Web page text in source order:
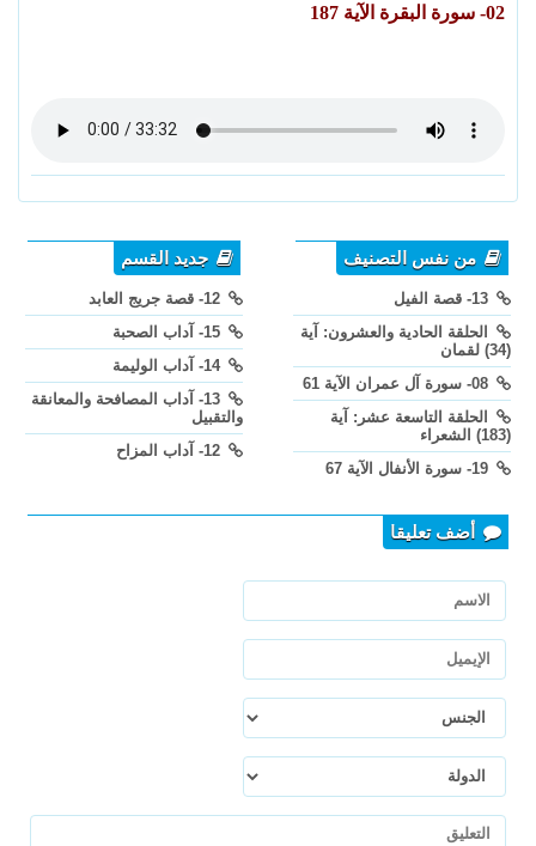
02- سورة البقرة الآية 187
من نفس التصنيف
الحلقة الحادية والعشرون: آية
(34) لقمان
الحلقة التاسعة عشر: آية
(183) الشعراء
جديد القسم
14- آداب الوليمة
13- آداب المصافحة والمعانقة
والتقبيل
أضف تعليقا